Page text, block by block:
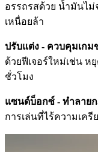
อรรถรสด้วย น้ำมันไม่
เหนื่อยล้า
ปรับแต่ง - ควบคุมเก
ด้วยฟีเจอร์ใหม่เช่น หยุ
ชั่วโมง
แซนด์บ็อกซ์ - ทำลาย
การเล่นที่ไร้ความเค